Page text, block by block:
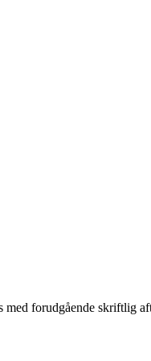
med forudgående skriftlig